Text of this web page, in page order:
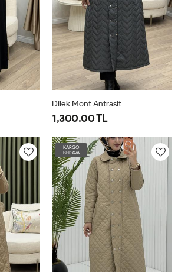
4-
5254
1-
4042
2-
4446
3-
4850
4-
5254
Dilek Mont Antrasit
1,300.00 TL
KARGO
BEDAVA